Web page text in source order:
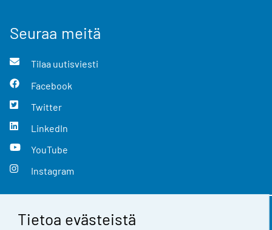
Tietoa evästeistä
Seuraa meitä
Tilaa uutisviesti
Facebook
Twitter
LinkedIn
YouTube
Instagram
Yhteystiedot